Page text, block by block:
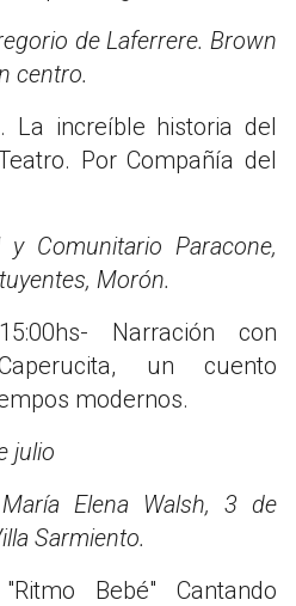
de Laferrere. Brown
centro.
La increíble historia del
Por Compañía del
y Comunitario Paracone,
Morón.
Narración con
un cuento
modernos.
julio
Elena Walsh, 3 de
Sarmiento.
Bebé" Cantando